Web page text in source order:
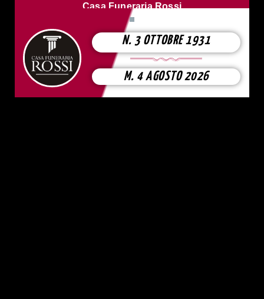
Casa Funeraria Rossi
N. 3 OTTOBRE 1931
M. 4 AGOSTO 2026